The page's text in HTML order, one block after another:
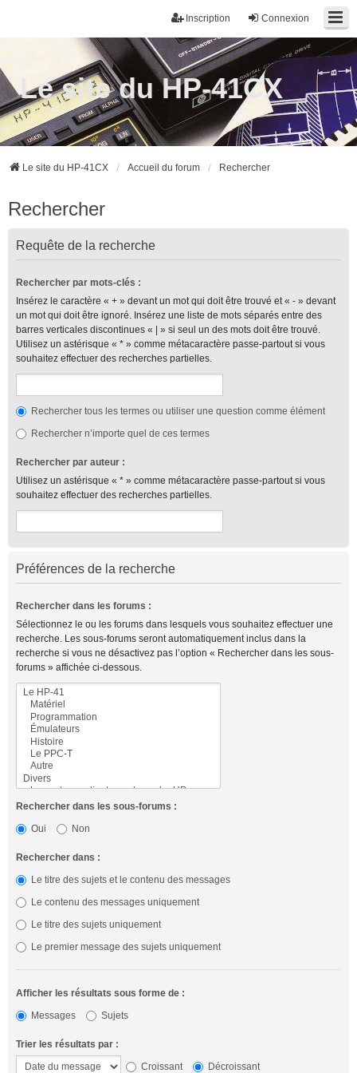
Connexion
Inscription
Le site du HP-41CX
Le site du HP-41CX Accueil du forum Rechercher
Rechercher
Requête de la recherche
Rechercher par mots-clés :
Insérez le caractère « + » devant un mot qui doit être trouvé et « - » devant
un mot qui doit être ignoré. Insérez une liste de mots séparés entre des
barres verticales discontinues « | » si seul un des mots doit être trouvé.
Utilisez un astérisque « * » comme métacaractère passe-partout si vous
souhaitez effectuer des recherches partielles.
Rechercher tous les termes ou utiliser une question comme élément
Rechercher n’importe quel de ces termes
Rechercher par auteur :
Utilisez un astérisque « * » comme métacaractère passe-partout si vous
souhaitez effectuer des recherches partielles.
Préférences de la recherche
Rechercher dans les forums :
Sélectionnez le ou les forums dans lesquels vous souhaitez effectuer une
recherche. Les sous-forums seront automatiquement inclus dans la
recherche si vous ne désactivez pas l’option « Rechercher dans les sous-
forums » affichée ci-dessous.
Rechercher dans les sous-forums :
Oui
Non
Rechercher dans :
Le titre des sujets et le contenu des messages
Le contenu des messages uniquement
Le titre des sujets uniquement
Le premier message des sujets uniquement
Afficher les résultats sous forme de :
Messages
Sujets
Trier les résultats par :
Croissant
Décroissant